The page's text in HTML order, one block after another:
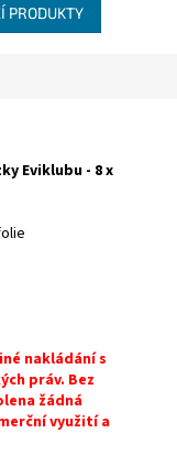
PRODUKTY
Eviklubu - 8 x
nakládání s
práv. Bez
žádná
využití a